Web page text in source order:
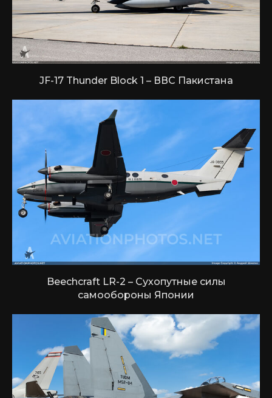
JF-17 Thunder Block 1 – ВВС Пакистана
Beechcraft LR-2 – Сухопутные силы
самообороны Японии